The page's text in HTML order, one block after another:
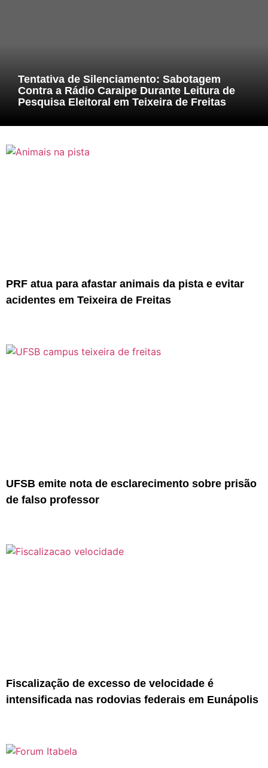
Tentativa de Silenciamento: Sabotagem
Contra a Rádio Caraipe Durante Leitura de
Pesquisa Eleitoral em Teixeira de Freitas
PRF atua para afastar animais da pista e evitar
acidentes em Teixeira de Freitas
UFSB emite nota de esclarecimento sobre prisão
de falso professor
Fiscalização de excesso de velocidade é
intensificada nas rodovias federais em Eunápolis